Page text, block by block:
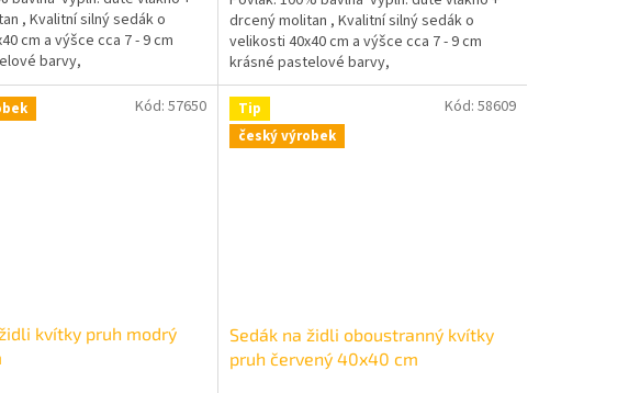
, Kvalitní silný sedák o
cm a výšce cca 7 - 9 cm
barvy,
drcený molitan , Kvalitní silný sedák o
velikosti 40x40 cm a výšce cca 7 - 9 cm
krásné pastelové barvy,
kvítky pruh modrý
Kód: 57650
Tip
český výrobek
Sedák na židli oboustranný kvítky
pruh červený 40x40 cm
Kód: 58609